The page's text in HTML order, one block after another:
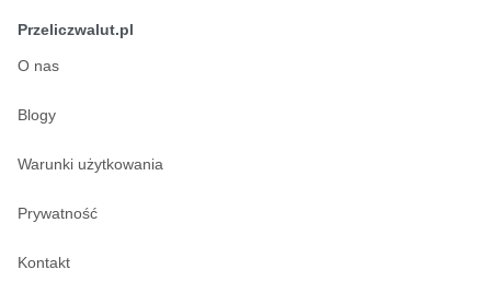
Przeliczwalut.pl
O nas
Blogy
Warunki użytkowania
Prywatność
Kontakt